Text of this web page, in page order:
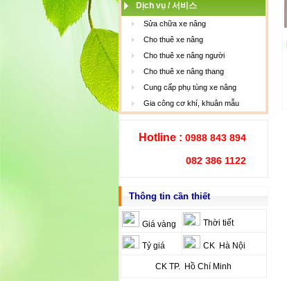
Dịch vụ / 서비스
Sửa chữa xe nâng
Cho thuê xe nâng
Cho thuê xe nâng người
Cho thuê xe nâng thang
Cung cấp phụ tùng xe nâng
Gia công cơ khí, khuân mẫu
Hotline : 0988 843 894
082 386 1122
Thông tin cần thiết
Giá vàng Thời tiết
Tỷ giá CK Hà Nội
CK TP. Hồ Chí Minh